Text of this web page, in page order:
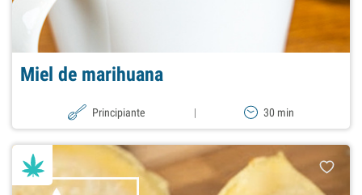
Miel de marihuana
Principiante | 30 min